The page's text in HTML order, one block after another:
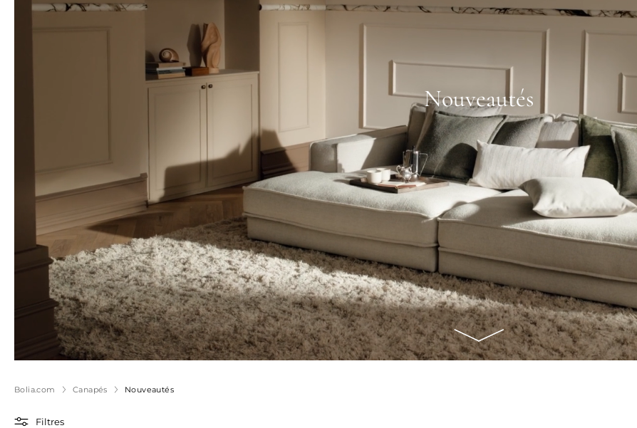
Nouveautés
Bolia.com Canapés Nouveautés
Filtres